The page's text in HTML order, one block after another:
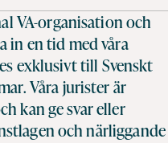
VA-organisation och
in en tid med våra
exklusivt till Svenskt
Våra jurister är
kan ge svar eller
och närliggande